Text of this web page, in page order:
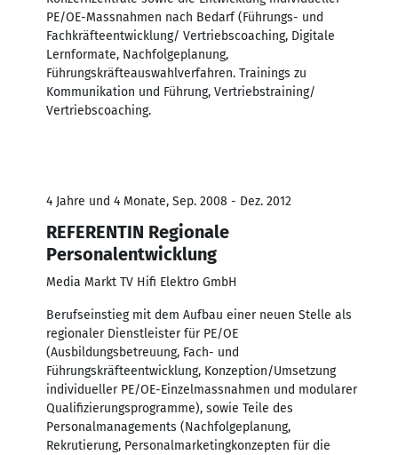
PE/OE-Massnahmen nach Bedarf (Führungs- und
Fachkräfteentwicklung/ Vertriebscoaching, Digitale
Lernformate, Nachfolgeplanung,
Führungskräfteauswahlverfahren. Trainings zu
Kommunikation und Führung, Vertriebstraining/
Vertriebscoaching.
4 Jahre und 4 Monate, Sep. 2008 - Dez. 2012
REFERENTIN Regionale
Personalentwicklung
Media Markt TV Hifi Elektro GmbH
Berufseinstieg mit dem Aufbau einer neuen Stelle als
regionaler Dienstleister für PE/OE
(Ausbildungsbetreuung, Fach- und
Führungskräfteentwicklung, Konzeption/Umsetzung
individueller PE/OE-Einzelmassnahmen und modularer
Qualifizierungsprogramme), sowie Teile des
Personalmanagements (Nachfolgeplanung,
Rekrutierung, Personalmarketingkonzepten für die